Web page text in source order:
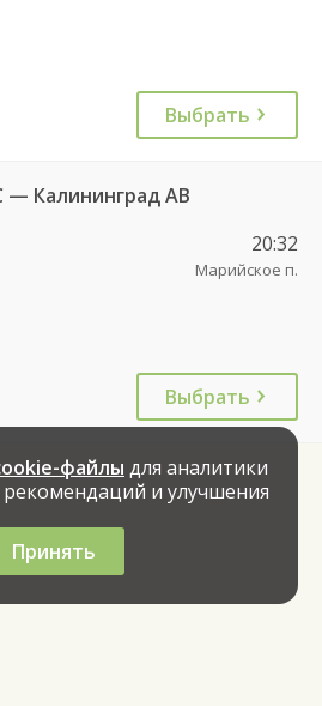
Выбрать
— Калининград АВ
20:32
Марийское п.
Выбрать
файлы для аналитики
и улучшения
Принять